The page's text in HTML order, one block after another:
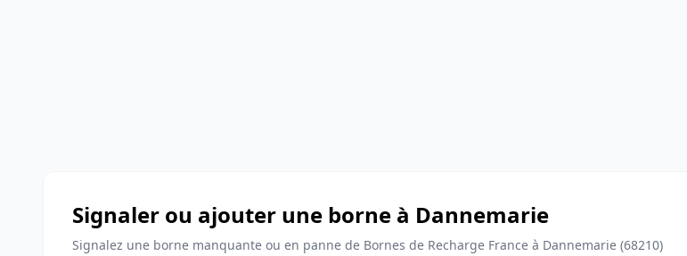
Signaler ou ajouter une borne à Dannemarie
Signalez une borne manquante ou en panne de Bornes de Recharge France à Dannemarie (68210)